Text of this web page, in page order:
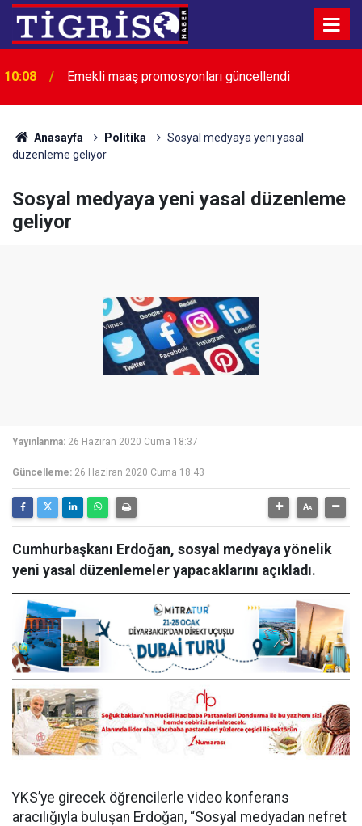
10:08 Emekli maaş promosyonları güncellendi
10:07 Feti Yıldız'dan "Çerçeve Yasa" açıklaması
Anasayfa Politika
Sosyal medyaya yeni yasal
düzenleme geliyor
Sosyal medyaya yeni yasal düzenleme
geliyor
Yayınlanma: 26 Haziran 2020 Cuma 18:37
Güncelleme: 26 Haziran 2020 Cuma 18:43
Cumhurbaşkanı Erdoğan, sosyal medyaya yönelik
yeni yasal düzenlemeler yapacaklarını açıkladı.
YKS’ye girecek öğrencilerle video konferans
aracılığıyla buluşan Erdoğan, “Sosyal medyadan nefret